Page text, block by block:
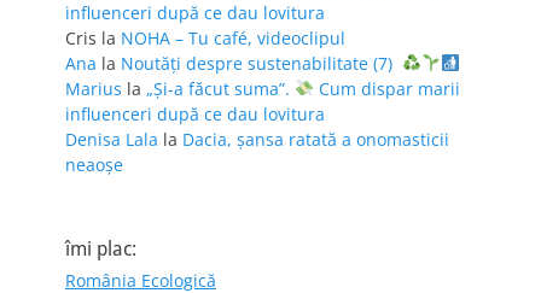
influenceri după ce dau lovitura
Cris la NOHA – Tu café, videoclipul
Ana la Noutăți despre sustenabilitate (7)
Marius la „Și-a făcut suma”.
Cum dispar marii
influenceri după ce dau lovitura
Denisa Lala la Dacia, șansa ratată a onomasticii
neaoșe
îmi plac:
România Ecologică